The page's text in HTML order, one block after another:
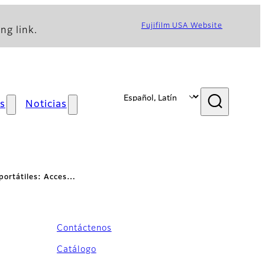
link. Fujifilm USA Website
Noticias
Acces…
Contáctenos
Catálogo